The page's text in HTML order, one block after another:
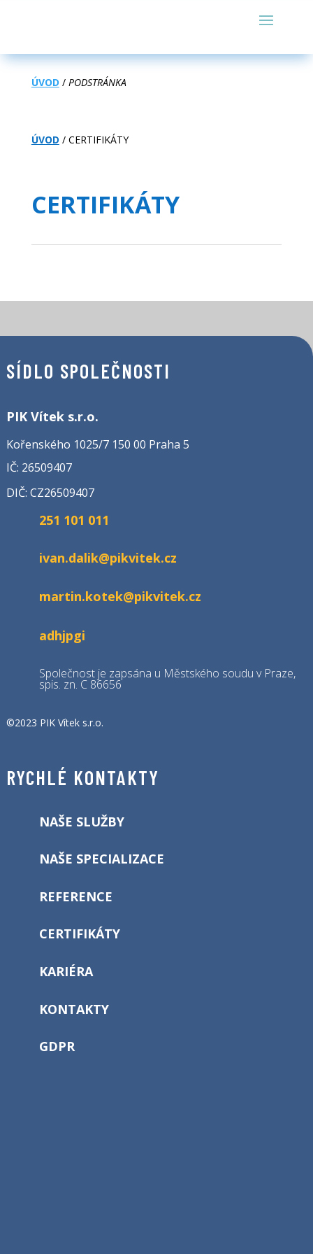
ÚVOD / PODSTRÁNKA
ÚVOD / CERTIFIKÁTY
CERTIFIKÁTY
SÍDLO SPOLEČNOSTI
PIK Vítek s.r.o.
Kořenského 1025/7 150 00 Praha 5
IČ: 26509407
DIČ: CZ26509407
251 101 011
ivan.dalik@pikvitek.cz
martin.kotek@pikvitek.cz
adhjpgi
Společnost je zapsána u Městského soudu v Praze,
spis. zn. C 86656
©2023 PIK Vítek s.r.o.
RYCHLÉ KONTAKTY
NAŠE SLUŽBY
NAŠE SPECIALIZACE
REFERENCE
CERTIFIKÁTY
KARIÉRA
KONTAKTY
GDPR